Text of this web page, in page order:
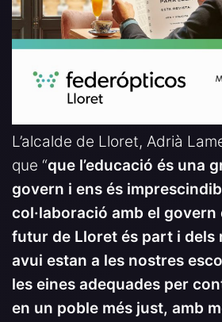
L’alcalde de Lloret, Adrià
que “que l’educació és una
govern i ens és
col·laboració amb el govern
futur de Lloret és part i dels
avui estan a les nostres
les eines adequades per
en un poble més just, amb